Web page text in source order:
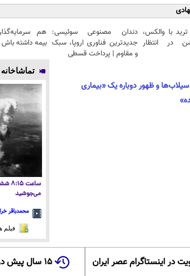
با والکس،
در انتظار
دندان مصنوعی سوئیسی:
جدیدترین فناوری اروپا، سبک
و مقاوم | پرداخت قسطی
هم
بیمه داشته باش
و ظهور دوباره یک «بیماری
تماشاخانه
می‌جوشید
محمدباقر
فیلم
در اینستاگرام عصر ایران ۱۵ سال پیش در چنین روزی